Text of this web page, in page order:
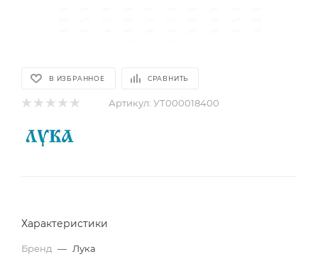
В ИЗБРАННОЕ СРАВНИТЬ
Артикул: УТ000018400
Характеристики
Бренд — Лука